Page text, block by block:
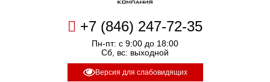
+7 (846) 247-72-35
Пн-пт: с 9:00 до 18:00
Сб, вс: выходной
Версия для слабовидящих